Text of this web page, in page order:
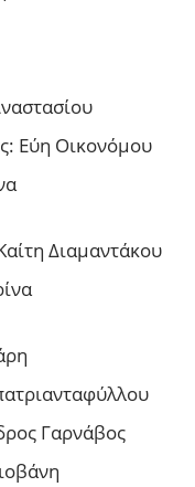
Εύη Οικονόμου
Διαμαντάκου
Γαρνάβος